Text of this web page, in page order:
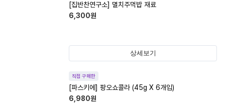
[집반찬연구소] 멸치주먹밥 재료
6,300원
상세보기
직접 구매한
[파스키에] 팡오쇼콜라 (45g X 6개입)
6,980원